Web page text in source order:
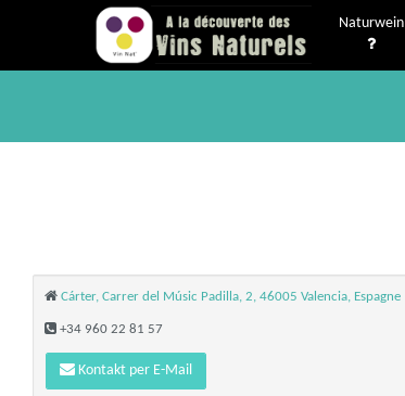
Naturwein
Cárter, Carrer del Músic Padilla, 2, 46005 Valencia, Espagne
+34 960 22 81 57
Kontakt per E-Mail